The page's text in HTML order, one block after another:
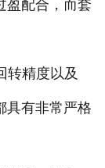
盈配合，而套
精度以及
具有非常严格